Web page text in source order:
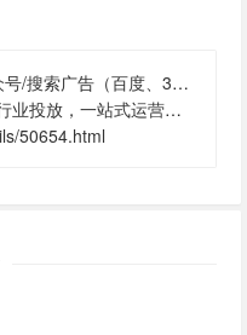
投放，行业不限，全国可接,量级:99999999
当头出图，包过审！,量级:999999999
50654.html